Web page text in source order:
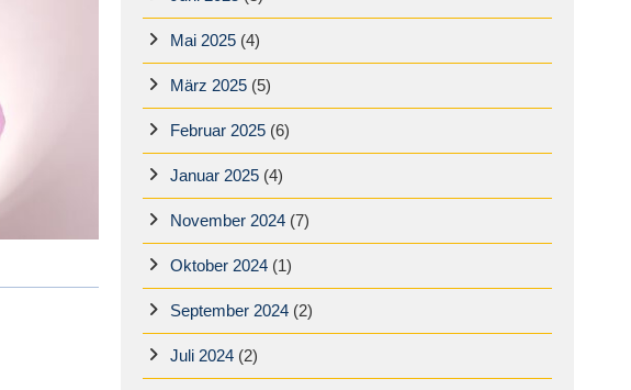
Mai 2025(4)
März 2025(5)
Februar 2025(6)
Januar 2025(4)
November 2024(7)
Oktober 2024(1)
September 2024(2)
Juli 2024(2)